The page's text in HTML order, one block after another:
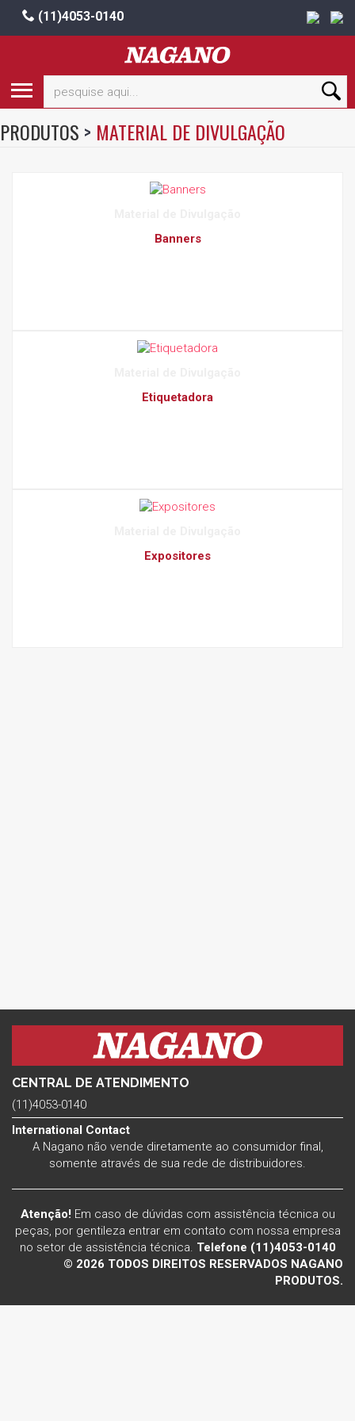
(11)4053-0140
PRODUTOS > MATERIAL DE DIVULGAÇÃO
Banners
Etiquetadora
Expositores
CENTRAL DE ATENDIMENTO
(11)4053-0140
International Contact
A Nagano não vende diretamente ao consumidor final,
somente através de sua rede de distribuidores.
Atenção! Em caso de dúvidas com assistência técnica ou
peças, por gentileza entrar em contato com nossa empresa
no setor de assistência técnica. Telefone (11)4053-0140
© 2026 TODOS DIREITOS RESERVADOS NAGANO
PRODUTOS.